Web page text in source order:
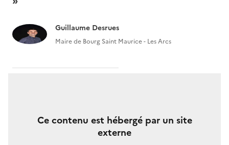
Auteur
Guillaume Desrues
Fonction
Maire de Bourg Saint Maurice - Les Arcs
Image
Ce contenu est hébergé par un site
externe